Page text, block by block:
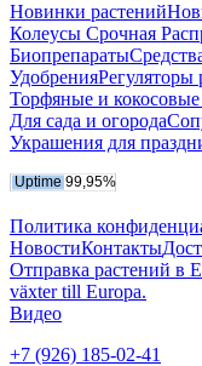
Новинки растений
Колеусы Срочная
Биопрепараты
УдобренияРегуляторы
Торфяные и кокосовые
Для сада и огорода
Украшения для
Политика
НовостиКонтакты
Отправка растений в
växter till Europa.
Видео
+7 (926) 185-02-41